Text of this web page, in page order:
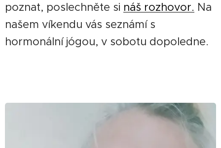
poznat, poslechněte si náš rozhovor. Na
našem víkendu vás seznámí s
hormonální jógou, v sobotu dopoledne.